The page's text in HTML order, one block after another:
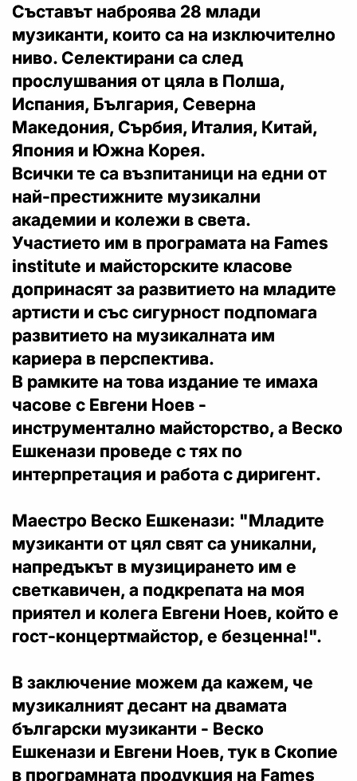
Съставът наброява 28 млади
музиканти, които са на изключително
ниво. Селектирани са след
прослушвания от цяла в Полша,
Испания, България, Северна
Македония, Сърбия, Италия, Китай,
Япония и Южна Корея.
Всички те са възпитаници на едни от
най-престижните музикални
академии и колежи в света.
Участието им в програмата на Fames
institute и майсторските класове
допринасят за развитието на младите
артисти и със сигурност подпомага
развитието на музикалната им
кариера в перспектива.
В рамките на това издание те имаха
часове с Евгени Ноев -
инструментално майсторство, а Веско
Ешкенази проведе с тях по
интерпретация и работа с диригент.
Маестро Веско Ешкенази: "Младите
музиканти от цял свят са уникални,
напредъкът в музицирането им е
светкавичен, а подкрепата на моя
приятел и колега Евгени Ноев, който е
гост-концертмайстор, е безценна!".
В заключение можем да кажем, че
музикалният десант на двамата
български музиканти - Веско
Ешкенази и Евгени Ноев, тук в Скопие
в програмната продукция на Fames